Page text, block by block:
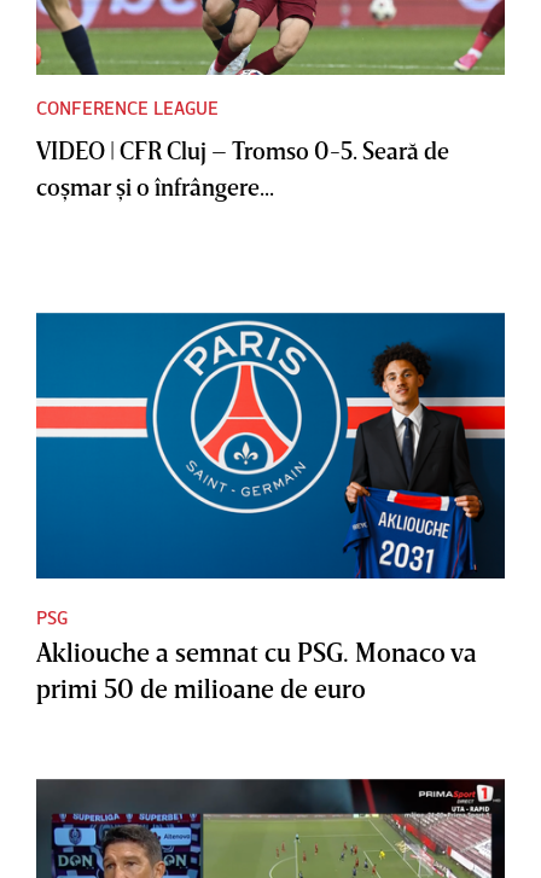
CONFERENCE LEAGUE
VIDEO | CFR Cluj – Tromso 0-5. Seară de
coşmar şi o înfrângere...
PSG
Akliouche a semnat cu PSG. Monaco va
primi 50 de milioane de euro